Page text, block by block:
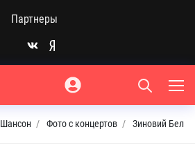
Партнеры
Шансон Фото с концертов Зиновий